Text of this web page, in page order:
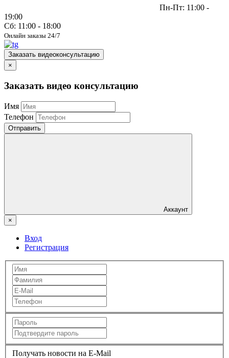
Пн-Пт: 11:00 -
19:00
Сб: 11:00 - 18:00
Онлайн заказы 24/7
Заказать видеоконсультацию
×
Заказать видео консультацию
Имя
Телефон
Отправить
Аккаунт
×
Вход
Регистрация
Получать новости на E-Mail